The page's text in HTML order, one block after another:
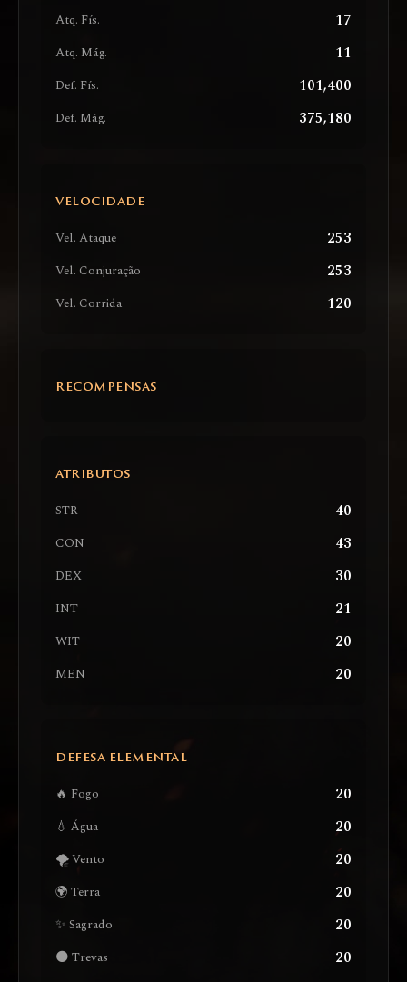
Atq. Fís. 17
Atq. Mág. 11
Def. Fís. 101,400
Def. Mág. 375,180
VELOCIDADE
Vel. Ataque 253
Vel. Conjuração 253
Vel. Corrida 120
RECOMPENSAS
ATRIBUTOS
STR 40
CON 43
DEX 30
INT 21
WIT 20
MEN 20
DEFESA ELEMENTAL
🔥 Fogo 20
💧 Água 20
🌪️ Vento 20
🌍 Terra 20
✨ Sagrado 20
🌑 Trevas 20